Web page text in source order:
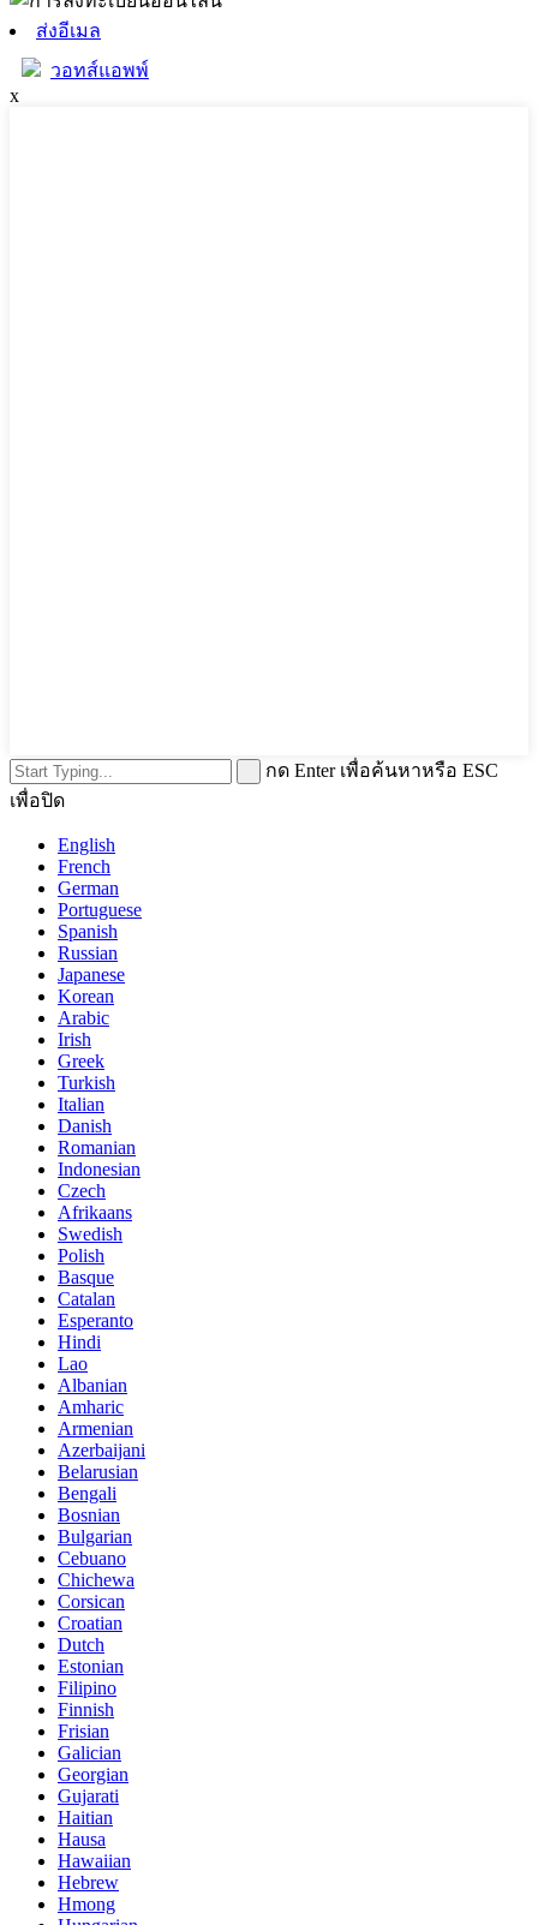
ส่งอีเมล
วอทส์แอพพ์
x
กด Enter เพื่อค้นหาหรือ ESC
เพื่อปิด
English
French
German
Portuguese
Spanish
Russian
Japanese
Korean
Arabic
Irish
Greek
Turkish
Italian
Danish
Romanian
Indonesian
Czech
Afrikaans
Swedish
Polish
Basque
Catalan
Esperanto
Hindi
Lao
Albanian
Amharic
Armenian
Azerbaijani
Belarusian
Bengali
Bosnian
Bulgarian
Cebuano
Chichewa
Corsican
Croatian
Dutch
Estonian
Filipino
Finnish
Frisian
Galician
Georgian
Gujarati
Haitian
Hausa
Hawaiian
Hebrew
Hmong